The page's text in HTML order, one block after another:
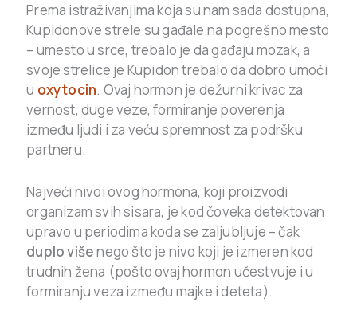
Prema istraživanjima koja su nam sada dostupna,
Kupidonove strele su gađale na pogrešno mesto
– umesto u srce, trebalo je da gađaju mozak, a
svoje strelice je Kupidon trebalo da dobro umoči
u oxytocin. Ovaj hormon je dežurni krivac za
vernost, duge veze, formiranje poverenja
između ljudi i za veću spremnost za podršku
partneru.
Najveći nivoi ovog hormona, koji proizvodi
organizam svih sisara, je kod čoveka detektovan
upravo u periodima koda se zaljubljuje – čak
duplo višenego što je nivo koji je izmeren kod
trudnih žena (pošto ovaj hormon učestvuje i u
formiranju veza između majke i deteta).